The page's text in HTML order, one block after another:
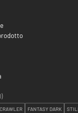
)
FANTASY DARK